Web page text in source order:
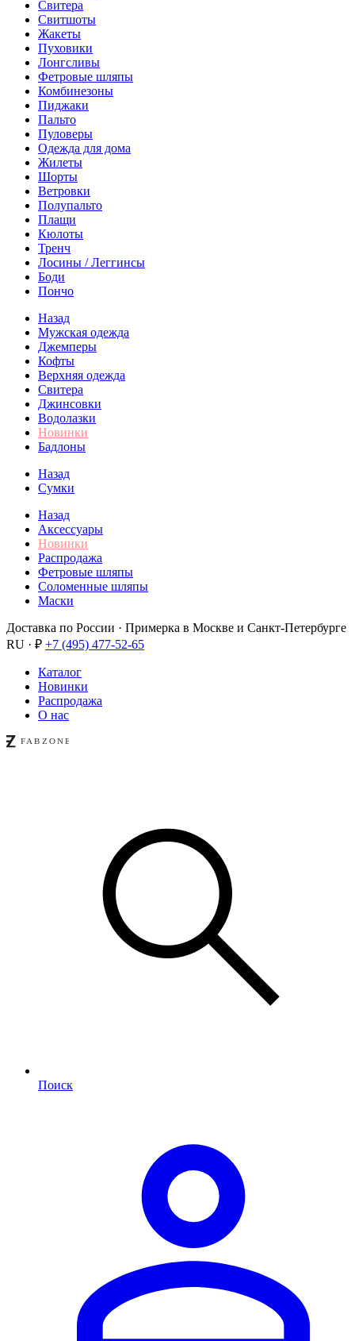
Свитера
Свитшоты
Жакеты
Пуховики
Лонгсливы
Фетровые шляпы
Комбинезоны
Пиджаки
Пальто
Пуловеры
Одежда для дома
Жилеты
Шорты
Ветровки
Полупальто
Плащи
Кюлоты
Тренч
Лосины / Леггинсы
Боди
Пончо
Назад
Мужская одежда
Джемперы
Кофты
Верхняя одежда
Свитера
Джинсовки
Водолазки
Новинки
Бадлоны
Назад
Сумки
Назад
Аксессуары
Новинки
Распродажа
Фетровые шляпы
Соломенные шляпы
Маски
Доставка по России · Примерка в Москве и Санкт-Петербурге
RU · ₽ +7 (495) 477-52-65
Каталог
Новинки
Распродажа
О нас
Поиск